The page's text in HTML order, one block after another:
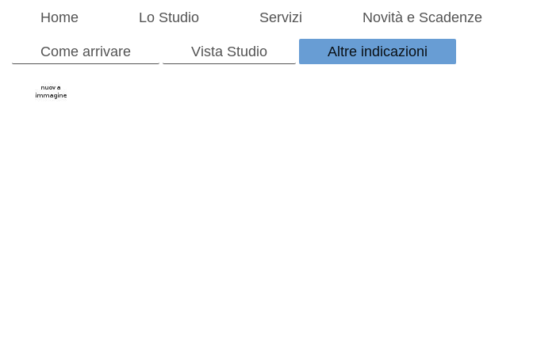
Home Lo Studio Servizi Novità e Scadenze
Come arrivare Vista Studio Altre indicazioni